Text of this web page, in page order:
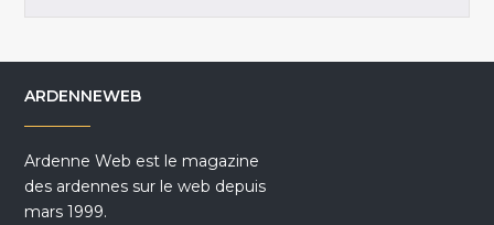
ARDENNEWEB
Ardenne Web est le magazine
des ardennes sur le web depuis
mars 1999.